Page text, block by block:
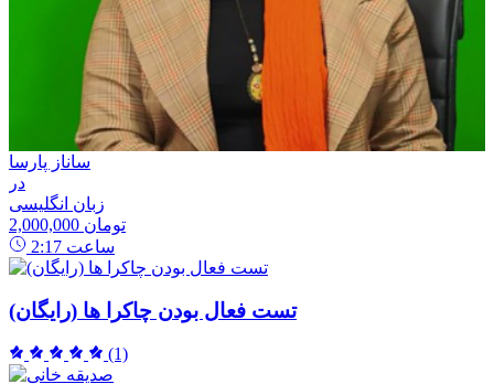
ساناز پارسا
در
زبان انگلیسی
2,000,000 تومان
2:17 ساعت
تست فعال بودن چاکرا ها (رایگان)
(1)